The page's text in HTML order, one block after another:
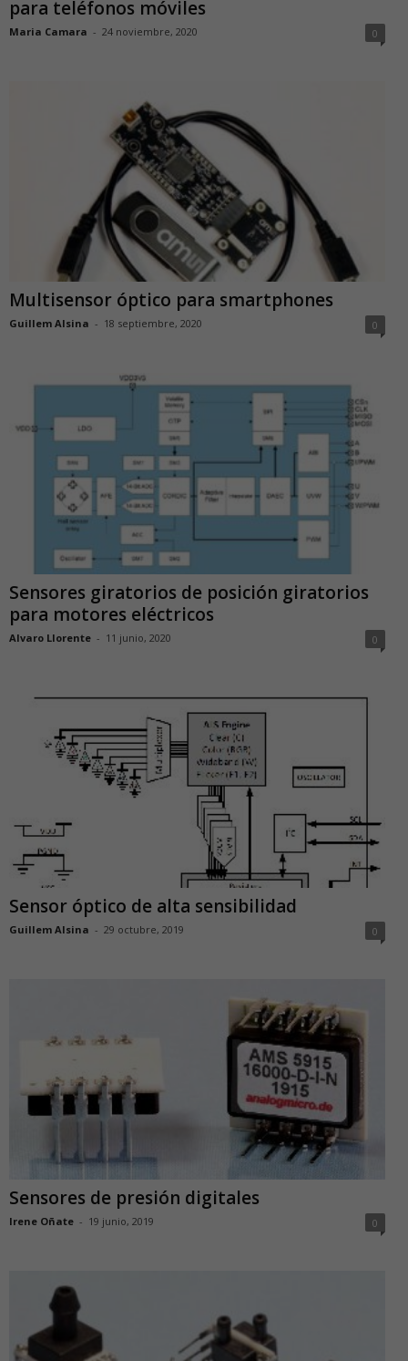
para teléfonos móviles
Maria Camara - 24 noviembre, 2020 0
Multisensor óptico para smartphones
Guillem Alsina - 18 septiembre, 2020 0
Sensores giratorios de posición giratorios
para motores eléctricos
Alvaro Llorente - 11 junio, 2020 0
Sensor óptico de alta sensibilidad
Guillem Alsina - 29 octubre, 2019 0
Sensores de presión digitales
Irene Oñate - 19 junio, 2019 0